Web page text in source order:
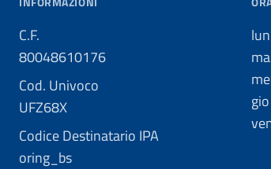
C.F.
80048610176
Cod. Univoco
UFZ68X
Codice Destinatario IPA
oring_bs